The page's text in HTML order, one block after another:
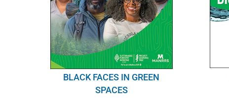
BLACK FACES IN GREEN
SPACES